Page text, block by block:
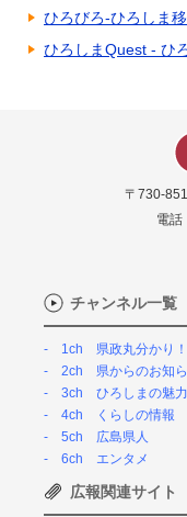
ひろびろ-ひろしま
ひろしまQuest - ひ
〒730-
電話
チャンネル一覧
1ch 県政丸分かり！
2ch 県からのお知
3ch ひろしまの魅力
4ch くらしの情報
5ch 広島県人
6ch エンタメ
広報関連サイト